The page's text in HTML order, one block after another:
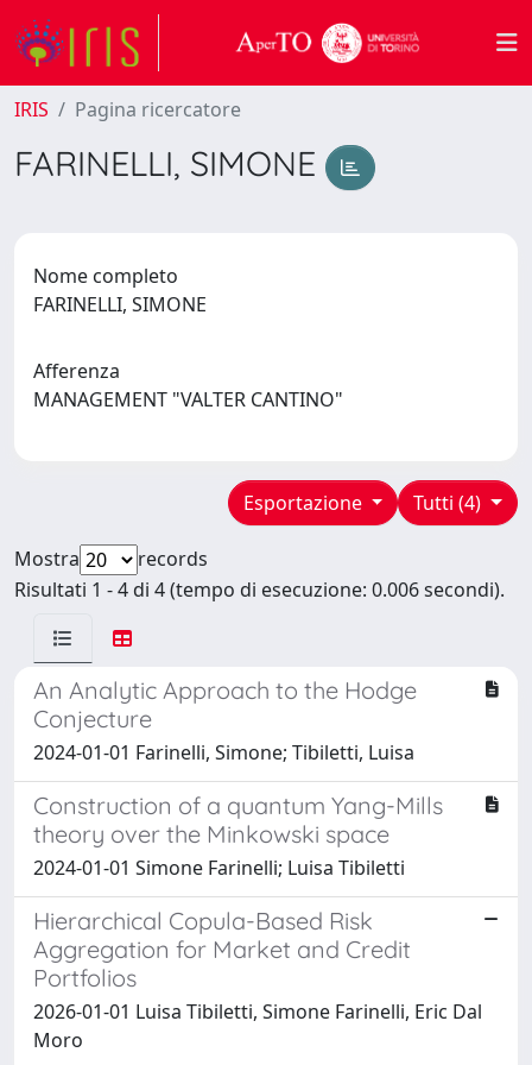
IRIS Pagina ricercatore
FARINELLI, SIMONE
Nome completo
FARINELLI, SIMONE
Afferenza
MANAGEMENT "VALTER CANTINO"
Tutti (4)
Esportazione
Mostra
records
Risultati 1 - 4 di 4 (tempo di esecuzione: 0.006 secondi).
An Analytic Approach to the Hodge
Conjecture
2024-01-01 Farinelli, Simone; Tibiletti, Luisa
Construction of a quantum Yang-Mills
theory over the Minkowski space
2024-01-01 Simone Farinelli; Luisa Tibiletti
Hierarchical Copula-Based Risk
Aggregation for Market and Credit
Portfolios
2026-01-01 Luisa Tibiletti, Simone Farinelli, Eric Dal
Moro